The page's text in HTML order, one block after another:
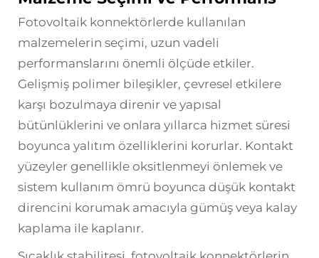
Fotovoltaik konnektörlerde kullanılan
malzemelerin seçimi, uzun vadeli
performanslarını önemli ölçüde etkiler.
Gelişmiş polimer bileşikler, çevresel etkilere
karşı bozulmaya direnir ve yapısal
bütünlüklerini ve onlara yıllarca hizmet süresi
boyunca yalıtım özelliklerini korurlar. Kontakt
yüzeyler genellikle oksitlenmeyi önlemek ve
sistem kullanım ömrü boyunca düşük kontakt
direncini korumak amacıyla gümüş veya kalay
kaplama ile kaplanır.